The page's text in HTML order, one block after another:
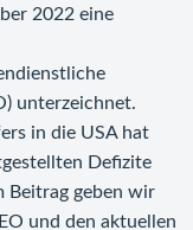
2022 eine
unterzeichnet.
in die USA hat
Defizite
Beitrag geben wir
und den aktuellen